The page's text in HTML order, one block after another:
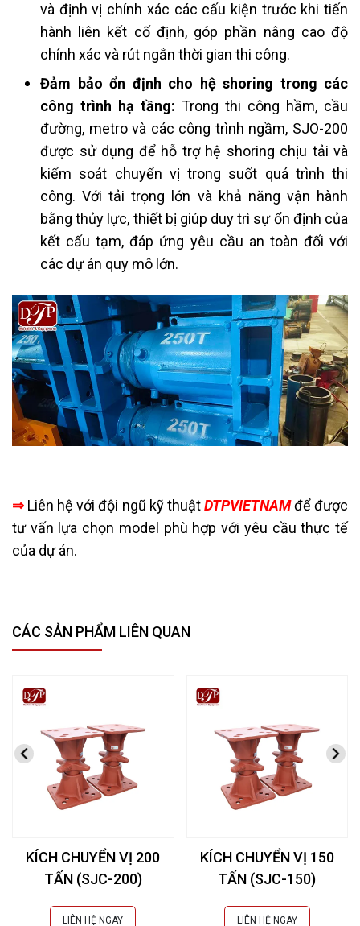
và định vị chính xác các cấu kiện trước khi tiến
hành liên kết cố định, góp phần nâng cao độ
chính xác và rút ngắn thời gian thi công.
Đảm bảo ổn định cho hệ shoring trong các
công trình hạ tầng: Trong thi công hầm, cầu
đường, metro và các công trình ngầm, SJO-200
được sử dụng để hỗ trợ hệ shoring chịu tải và
kiểm soát chuyển vị trong suốt quá trình thi
công. Với tải trọng lớn và khả năng vận hành
bằng thủy lực, thiết bị giúp duy trì sự ổn định của
kết cấu tạm, đáp ứng yêu cầu an toàn đối với
các dự án quy mô lớn.
⇒ Liên hệ với đội ngũ kỹ thuậtDTPVIETNAMđể được
tư vấn lựa chọn model phù hợp với yêu cầu thực tế
của dự án.
CÁC SẢN PHẨM LIÊN QUAN
KÍCH CHUYỂN VỊ 200
TẤN (SJC-200)
LIÊN HỆ NGAY
KÍCH CHUYỂN VỊ 150
TẤN (SJC-150)
LIÊN HỆ NGAY